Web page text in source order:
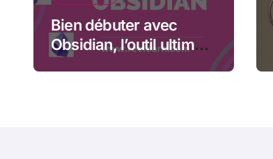
Bien débuter avec
Obsidian, l’outil ultime